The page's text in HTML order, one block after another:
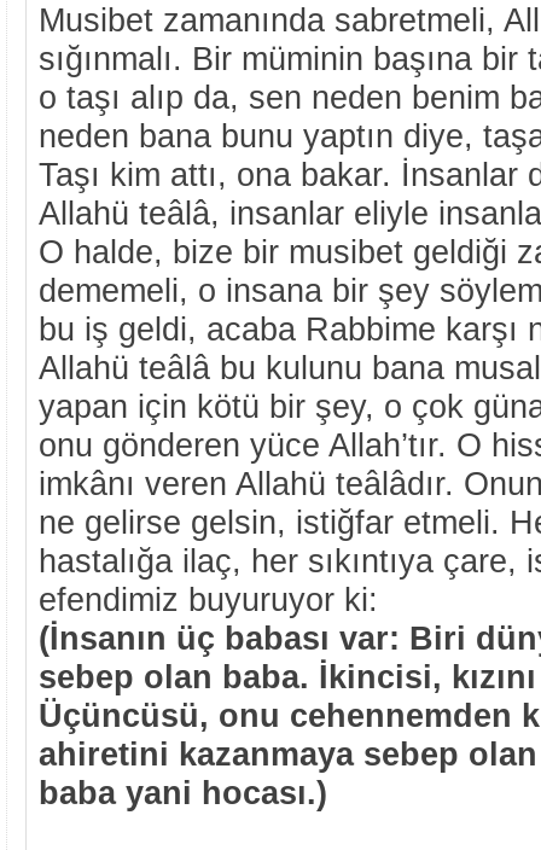
Musibet zamanında sabretmeli,
sığınmalı. Bir müminin başına bir
o taşı alıp da, sen neden benim
neden bana bunu yaptın diye,
Taşı kim attı, ona bakar. İnsanlar
Allahü teâlâ, insanlar eliyle
O halde, bize bir musibet geldiği
dememeli, o insana bir şey
bu iş geldi, acaba Rabbime karşı
Allahü teâlâ bu kulunu bana
yapan için kötü bir şey, o çok
onu gönderen yüce Allah’tır. O
imkânı veren Allahü teâlâdır.
ne gelirse gelsin, istiğfar etmeli.
hastalığa ilaç, her sıkıntıya çare,
efendimiz buyuruyor ki:
(İnsanın üç babası var: Biri
sebep olan baba. İkincisi,
Üçüncüsü, onu cehennemden
ahiretini kazanmaya sebep
baba yani hocası.)